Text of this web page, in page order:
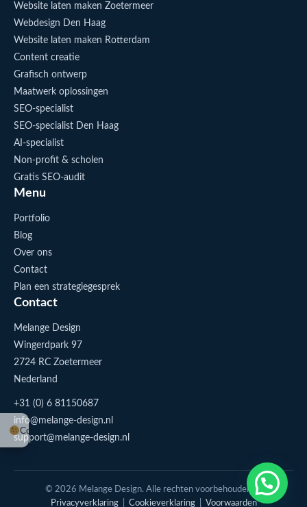
Cookie-instellingen
Stuur me een appje
Website laten maken Zoetermeer
Webdesign Den Haag
Website laten maken Rotterdam
Content creatie
Grafisch ontwerp
Maatwerk oplossingen
SEO-specialist
SEO-specialist Den Haag
AI-specialist
Non-profit & scholen
Gratis SEO-audit
Menu
Portfolio
Blog
Over ons
Contact
Plan een strategiegesprek
Contact
Melange Design
Wingerdpark 97
2724 RC Zoetermeer
Nederland
+31 (0) 6 81150687
info@melange-design.nl
support@melange-design.nl
© 2026 Melange Design. Alle rechten voorbehouden. |
Privacyverklaring| Cookieverklaring| Voorwaarden